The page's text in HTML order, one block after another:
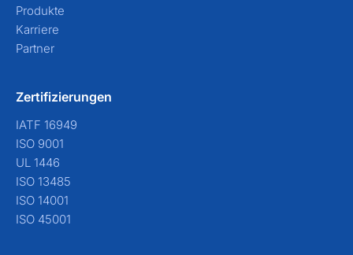
Produkte
Karriere
Partner
Zertifizierungen
IATF 16949
ISO 9001
UL 1446
ISO 13485
ISO 14001
ISO 45001